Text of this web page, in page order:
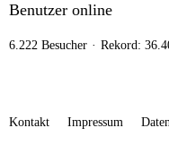
Benutzer online
6.222 Besucher Rekord:
Kontakt Impressum